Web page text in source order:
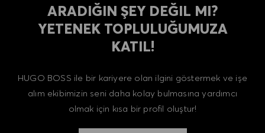
ARADIĞIN ŞEY DEĞIL MI?
YETENEK TOPLULUĞUMUZA
KATIL!
HUGO BOSS ile bir kariyere olan ilgini göstermek ve işe
alım ekibimizin seni daha kolay bulmasına yardımcı
olmak için kısa bir profil oluştur!